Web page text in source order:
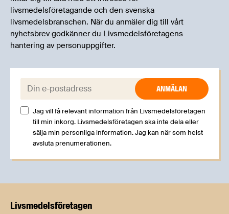
livsmedelsföretagande och den svenska
livsmedelsbranschen. När du anmäler dig till vårt
nyhetsbrev godkänner du Livsmedelsföretagens
hantering av personuppgifter.
E-post:
Jag vill få relevant information från Livsmedelsföretagen
till min inkorg. Livsmedelsföretagen ska inte dela eller
sälja min personliga information. Jag kan när som helst
avsluta prenumerationen.
Livsmedels­företagen